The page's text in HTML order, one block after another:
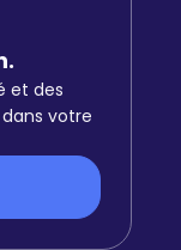
et des
votre